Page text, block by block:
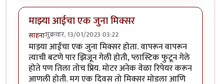
माझ्या आईचा एक जुना मिक्सर
साहनाशुक्रवार, 13/01/2023 03:22
माझ्या आईचा एक जुना मिक्सर होता. वापरून वापरून
त्याची बटणे पार झिजून गेली होती, प्लास्टिक फुटून गेले
होते पण तिला तोच प्रिय. मोटर अनेक वेळा रिपेयर करून
आणली होती. मग एक दिवस तो मिक्सर मोडला आणि